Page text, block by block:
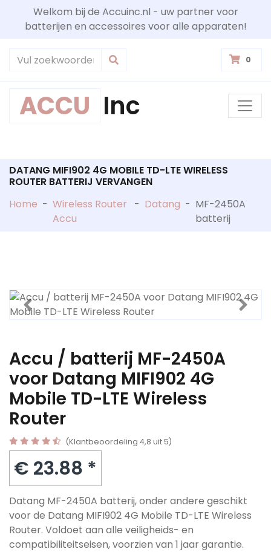
Welkom bij de Accuinc.nl - uw partner voor
batterijen en accessoires voor alle apparaten!
0
ACCU Inc
DATANG MIFI902 4G MOBILE TD-LTE WIRELESS
ROUTER BATTERIJ VERVANGEN
Home - Wireless Router
Accu
- Datang - MF-2450A
batterij
Accu / batterij MF-2450A
voor Datang MIFI902 4G
Mobile TD-LTE Wireless
Router
(Klantbeoordeling 4,8 uit 5)
€ 23.88 *
Datang MF-2450A batterij, onder andere geschikt
voor de Datang MIFI902 4G Mobile TD-LTE Wireless
Router. Voldoet aan alle veiligheids- en
compatibiliteitseisen, voorzien van 1 jaar garantie.